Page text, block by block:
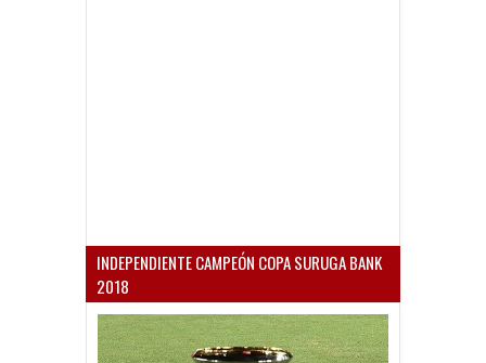
INDEPENDIENTE CAMPEÓN COPA SURUGA BANK
2018